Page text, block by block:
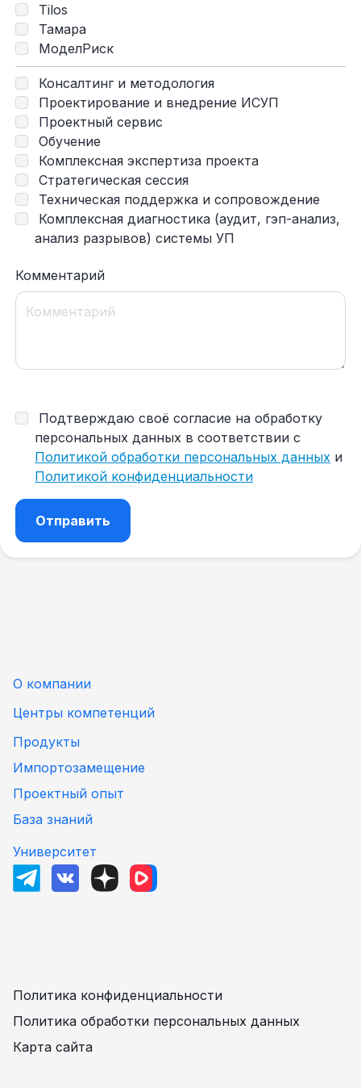
Tilos
Тамара
МоделРиск
Консалтинг и методология
Проектирование и внедрение ИСУП
Проектный сервис
Обучение
Комплексная экспертиза проекта
Стратегическая сессия
Техническая поддержка и сопровождение
Комплексная диагностика (аудит, гэп-анализ,
анализ разрывов) системы УП
Комментарий
Подтверждаю своё согласие на обработку
персональных данных в соответствии с
Политикой обработки персональных данных и
Политикой конфиденциальности
О компании
Центры компетенций
Продукты
Импортозамещение
Проектный опыт
База знаний
Университет
Политика конфиденциальности
Политика обработки персональных данных
Карта сайта